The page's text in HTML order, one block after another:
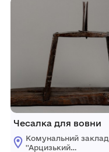
Чесалка для вовни
Комунальний заклад
''Арцизький